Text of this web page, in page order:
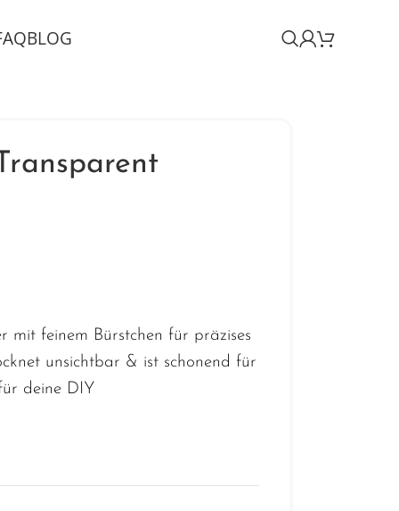
BLOG
mit feinem Bürstchen für präzises
unsichtbar & ist schonend für
deine DIY